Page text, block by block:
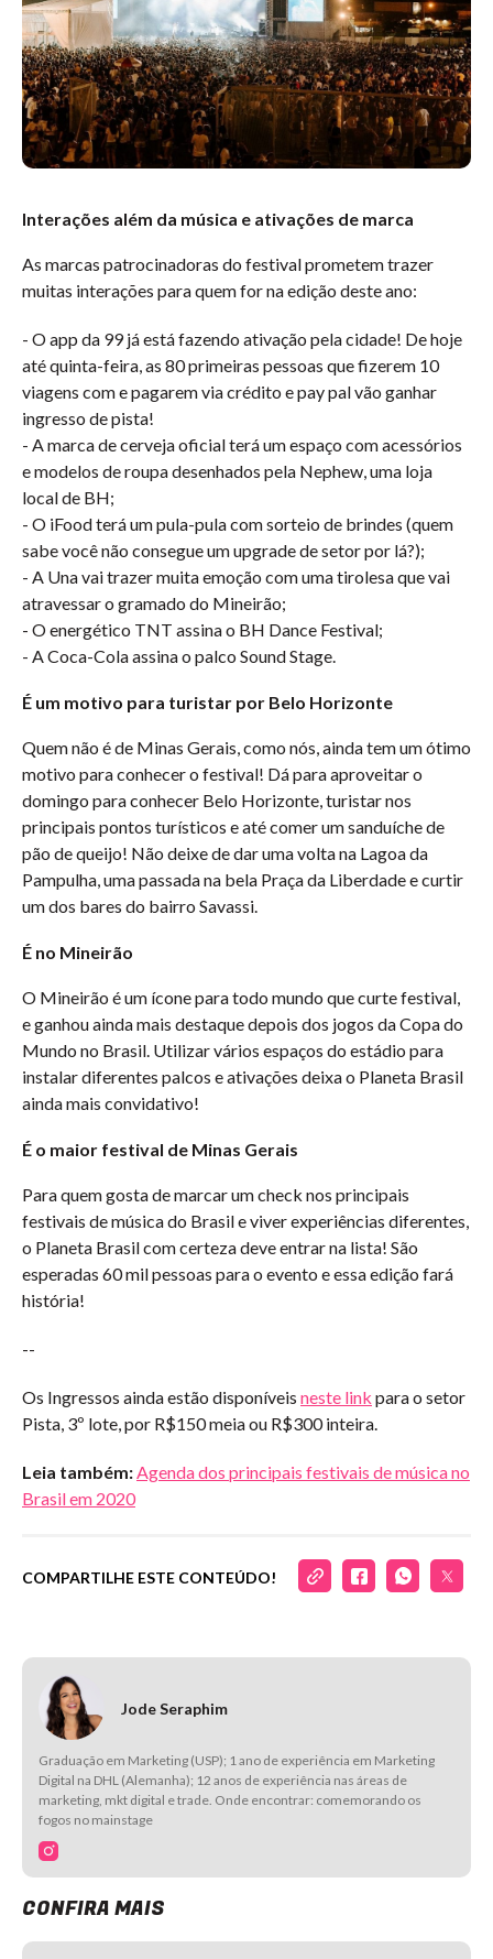
Interações além da música e ativações de marca
As marcas patrocinadoras do festival prometem trazer
muitas interações para quem for na edição deste ano:
- O app da 99 já está fazendo ativação pela cidade! De hoje
até quinta-feira, as 80 primeiras pessoas que fizerem 10
viagens com e pagarem via crédito e pay pal vão ganhar
ingresso de pista!
- A marca de cerveja oficial terá um espaço com acessórios
e modelos de roupa desenhados pela Nephew, uma loja
local de BH;
- O iFood terá um pula-pula com sorteio de brindes (quem
sabe você não consegue um upgrade de setor por lá?);
- A Una vai trazer muita emoção com uma tirolesa que vai
atravessar o gramado do Mineirão;
- O energético TNT assina o BH Dance Festival;
- A Coca-Cola assina o palco Sound Stage.
É um motivo para turistar por Belo Horizonte
Quem não é de Minas Gerais, como nós, ainda tem um ótimo
motivo para conhecer o festival! Dá para aproveitar o
domingo para conhecer Belo Horizonte, turistar nos
principais pontos turísticos e até comer um sanduíche de
pão de queijo! Não deixe de dar uma volta na Lagoa da
Pampulha, uma passada na bela Praça da Liberdade e curtir
um dos bares do bairro Savassi.
É no Mineirão
O Mineirão é um ícone para todo mundo que curte festival,
e ganhou ainda mais destaque depois dos jogos da Copa do
Mundo no Brasil. Utilizar vários espaços do estádio para
instalar diferentes palcos e ativações deixa o Planeta Brasil
ainda mais convidativo!
É o maior festival de Minas Gerais
Para quem gosta de marcar um check nos principais
festivais de música do Brasil e viver experiências diferentes,
o Planeta Brasil com certeza deve entrar na lista! São
esperadas 60 mil pessoas para o evento e essa edição fará
história!
--
Os Ingressos ainda estão disponíveis neste link para o setor
Pista, 3º lote, por R$150 meia ou R$300 inteira.
Leia também:Agenda dos principais festivais de música no
Brasil em 2020
COMPARTILHE ESTE CONTEÚDO!
Jode Seraphim
Graduação em Marketing (USP); 1 ano de experiência em Marketing
Digital na DHL (Alemanha); 12 anos de experiência nas áreas de
marketing, mkt digital e trade. Onde encontrar: comemorando os
fogos no mainstage
CONFIRA MAIS